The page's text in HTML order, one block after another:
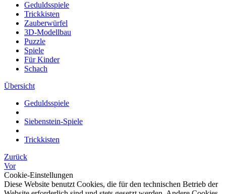
Geduldsspiele
Trickkisten
Zauberwürfel
3D-Modellbau
Puzzle
Spiele
Für Kinder
Schach
Übersicht
Geduldsspiele
Siebenstein-Spiele
Trickkisten
Zurück
Vor
Cookie-Einstellungen
Diese Website benutzt Cookies, die für den technischen Betrieb der